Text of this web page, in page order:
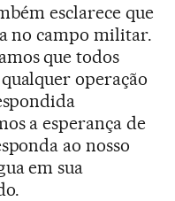
esclarece que
no campo militar.
que todos
operação
a esperança de
ao nosso
em sua